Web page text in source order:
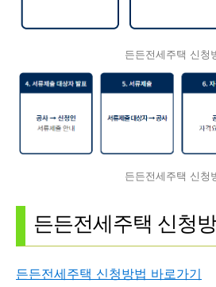
든든전세주택 신청
든든전세주택 신청
든든전세주택 신청
든든전세주택 신청방법 바로가기